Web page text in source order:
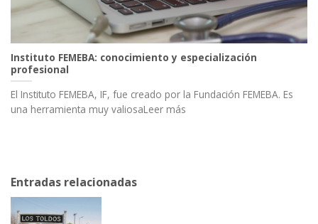
Instituto FEMEBA: conocimiento y especialización
profesional
El Instituto FEMEBA, IF, fue creado por la Fundación FEMEBA. Es
una herramienta muy valiosaLeer más
Entradas relacionadas